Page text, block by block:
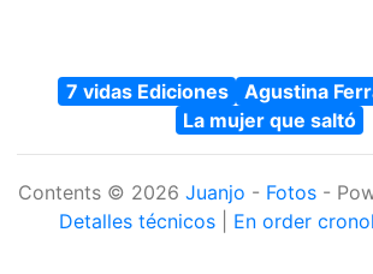
7 vidas Ediciones Agustina
La mujer que saltó
Contents © 2026 Juanjo - Fotos-
Detalles técnicos| En order